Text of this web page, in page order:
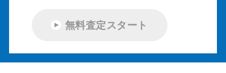
無料査定スタート